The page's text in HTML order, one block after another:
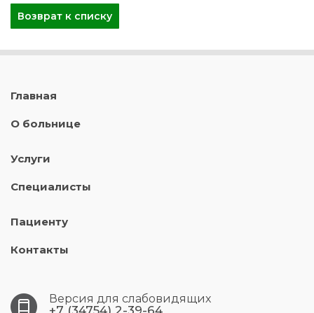
Возврат к списку
Главная
О больнице
Услуги
Специалисты
Пациенту
Контакты
Версия для слабовидящих